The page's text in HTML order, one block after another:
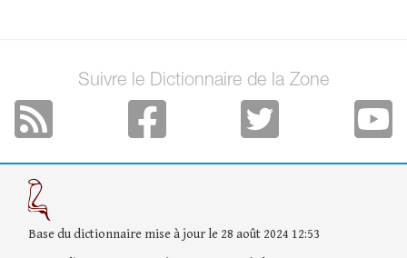
Suivre le Dictionnaire de la Zone
Base du dictionnaire mise à jour le 28 août 2024 12:53